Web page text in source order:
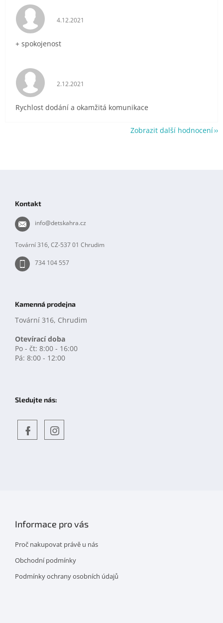
Hodnocení obchodu je 5 z 5 hvězdiček.
4.12.2021
+ spokojenost
Hodnocení obchodu je 5 z 5 hvězdiček.
2.12.2021
Rychlost dodání a okamžitá komunikace
Zobrazit další hodnocení
Kontakt
info@detskahra.cz
Tovární 316, CZ-537 01 Chrudim
734 104 557
Kamenná prodejna
Tovární 316, Chrudim
Otevírací doba
Po - čt: 8:00 - 16:00
Pá: 8:00 - 12:00
Sledujte nás:
Informace pro vás
Proč nakupovat právě u nás
Obchodní podmínky
Podmínky ochrany osobních údajů